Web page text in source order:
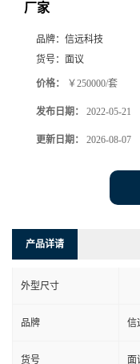
厂家
品牌： 信远科技
货号： 面议
价格： ￥250000/套
发布日期： 2022-05-21
更新日期： 2026-08-07
产品详请
外型尺寸
品牌 信
货号 面